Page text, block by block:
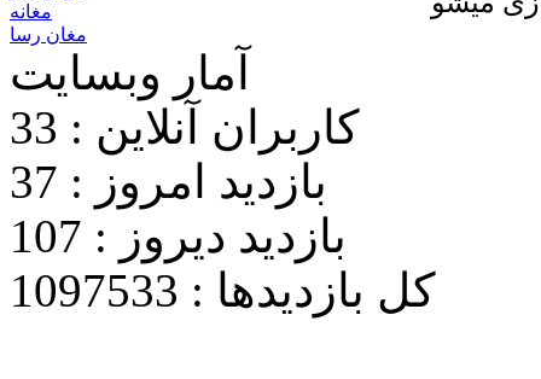
مغانه
مغان رسا
آمار وبسایت
کاربران آنلاین : 33
بازدید امروز : 37
بازدید دیروز : 107
کل بازدیدها : 1097533